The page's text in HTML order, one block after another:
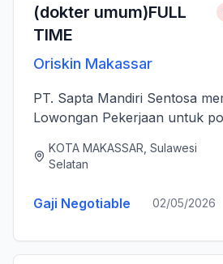
(dokter umum)FULL
TIME
Oriskin Makassar
PT. Sapta Mandiri Sentosa
Lowongan Pekerjaan untuk
jawab memberikan layanan
KOTA MAKASSAR, Sulawesi
Selatan
Gaji Negotiable 02/05/2026